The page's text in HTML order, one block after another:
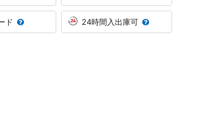
ド 24時間入出庫可